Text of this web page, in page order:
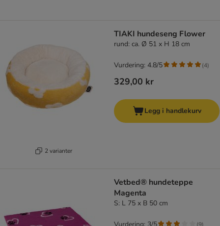
2 varianter
TIAKI hundeseng Flower
rund: ca. Ø 51 x H 18 cm
329,00 kr
Vurdering: 4.8/5 (4)
Legg i handlekurv
Vetbed® hundeteppe
Magenta
S: L 75 x B 50 cm
(9)